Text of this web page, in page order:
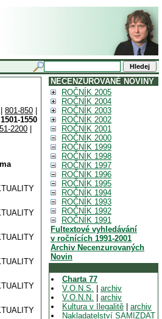
801-850
1501-1550
2200
NECENZUROVANÉ NOVINY
ROČNÍK 2005
ROČNÍK 2004
ROČNÍK 2003
ROČNÍK 2002
ROČNÍK 2001
ROČNÍK 2000
ROČNÍK 1999
ROČNÍK 1998
ROČNÍK 1997
ROČNÍK 1996
ROČNÍK 1995
ROČNÍK 1994
ROČNÍK 1993
ROČNÍK 1992
ROČNÍK 1991
Fultextové vyhledávání
v ročnících 1991-2001
Archiv Necenzurovaných
Novin
Charta 77
V.O.N.S.
archiv
V.O.N.N.
archiv
Kultura v Ilegalitě
archiv
Nakladatelství SAMIZDAT